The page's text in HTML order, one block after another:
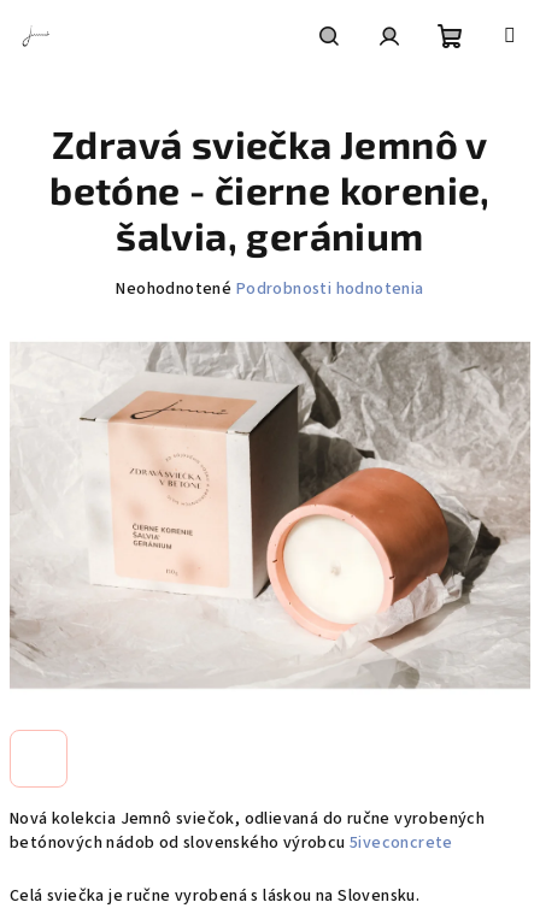
košík
Nová kolekcia Jemnô sviečok, odlievaná do ručne vyrobených
betónových nádob od slovenského výrobcu 5iveconcrete
Celá sviečka je ručne vyrobená s láskou na Slovensku.
Zdravá sviečka Jemnô v
betóne - čierne korenie,
šalvia, geránium
Priemerné
produktu
0,0
z
hviezdičiek.
Neohodnotené Podrobnosti hodnotenia